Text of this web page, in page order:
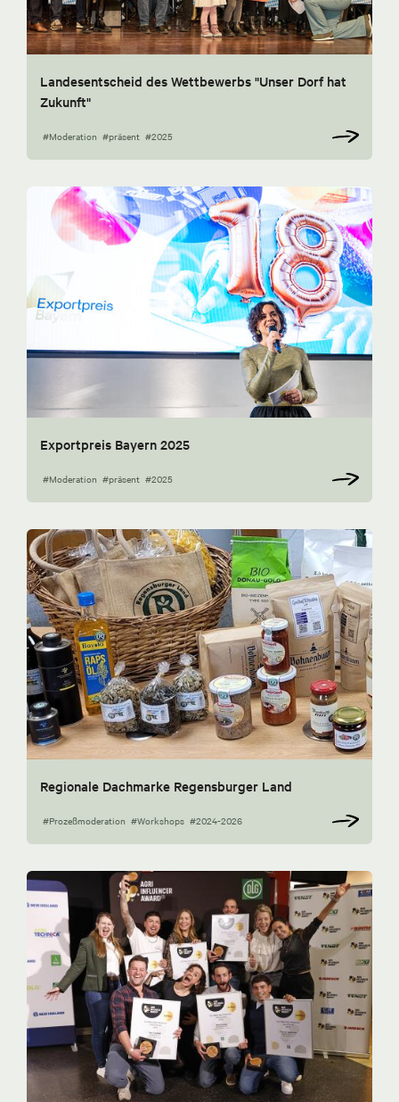
Landesentscheid des Wettbewerbs "Unser Dorf hat
Zukunft"
#Moderation #präsent #2025
Exportpreis Bayern 2025
#Moderation #präsent #2025
Regionale Dachmarke Regensburger Land
#Prozeßmoderation #Workshops #2024-2026